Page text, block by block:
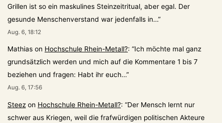
Grillen ist so ein maskulines Steinzeitritual, aber egal. Der
gesunde Menschenverstand war jedenfalls in…”
Aug. 6, 18:12
Mathias on Hochschule Rhein-Metall?: “Ich möchte mal ganz
grundsätzlich werden und mich auf die Kommentare 1 bis 7
beziehen und fragen: Habt ihr euch…”
Aug. 6, 17:56
Steez on Hochschule Rhein-Metall?: “Der Mensch lernt nur
schwer aus Kriegen, weil die frafwürdigen politischen Akteure